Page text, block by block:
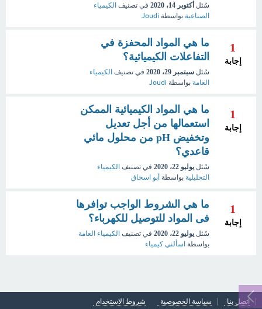
سُئل أكتوبر 14، 2020 في تصنيف الكيمياء
الصناعية بواسطة Joudi
1
إجابة
ما هي المواد المحفزة في
التفاعلات الكيميائية؟
سُئل سبتمبر 29، 2020 في تصنيف الكيمياء
العامة بواسطة Joudi
1
إجابة
ما هي المواد الكيميائية الممكن
استعمالها من أجل تعديل
وتخفيض pH من محلول مائي
قاعدي؟
سُئل يوليو 22، 2020 في تصنيف الكيمياء
التحليلية بواسطة أبو اسحاق
1
إجابة
ما هي الشروط الواجب توافرها
فى المواد للتوصيل للكهرباء؟
سُئل يوليو 22، 2020 في تصنيف الكيمياء العامة
بواسطة اسألني كيمياء
اتصل بنا سياسة الخصوصية شروط الاستخدام